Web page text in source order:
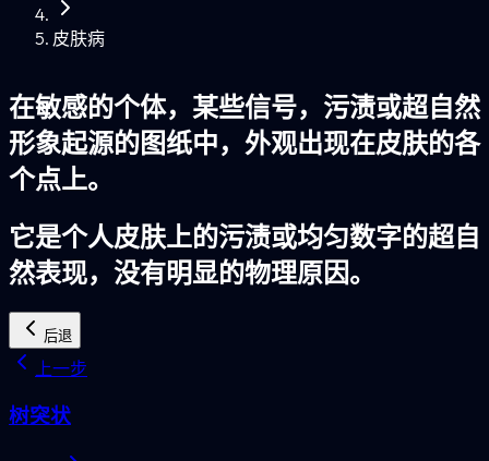
皮肤病
在敏感的个体，某些信号，污渍或超自然
形象起源的图纸中，外观出现在皮肤的各
个点上。
它是个人皮肤上的污渍或均匀数字的超自
然表现，没有明显的物理原因。
后退
上一步
树突状